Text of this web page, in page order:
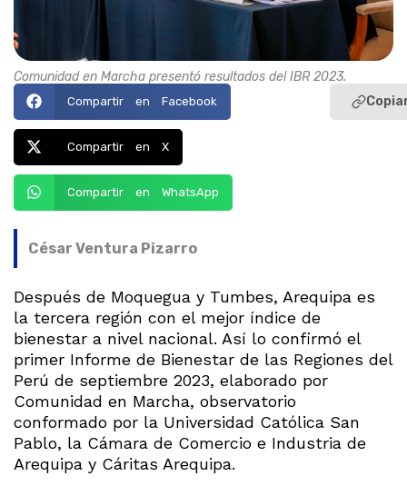
Comunidad en Marcha presentó resultados del IBR 2023.
Compartir en Facebook
Compartir en X
Compartir en WhatsApp
César Ventura Pizarro
Después de Moquegua y Tumbes, Arequipa es
la tercera región con el mejor índice de
bienestar a nivel nacional. Así lo confirmó el
primer Informe de Bienestar de las Regiones del
Perú de septiembre 2023, elaborado por
Comunidad en Marcha, observatorio
conformado por la Universidad Católica San
Pablo, la Cámara de Comercio e Industria de
Arequipa y Cáritas Arequipa.